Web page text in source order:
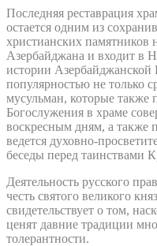
Последняя реставрация
остается одним из
христианских памятников
Азербайджана и входит в
истории Азербайджанской
популярностью не только
мусульман, которые
Богослужения в храме
воскресным дням, а также
ведется духовно-
беседы перед таинствами
Деятельность русского
честь святого великого
свидетельствует о том,
ценят давние традиции
толерантности.